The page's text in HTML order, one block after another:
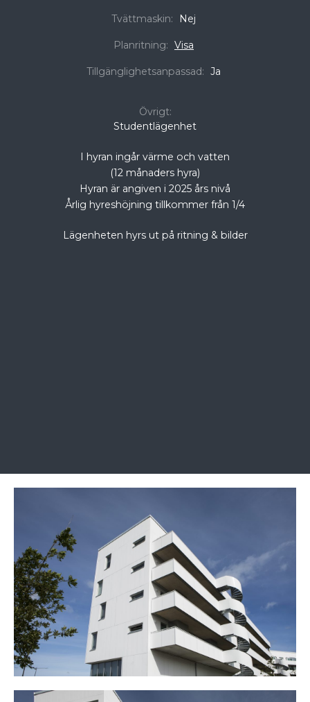
Tvättmaskin: Nej
Planritning: Visa
Tillgänglighetsanpassad: Ja
Övrigt:
Studentlägenhet
I hyran ingår värme och vatten
(12 månaders hyra)
Hyran är angiven i 2025 års nivå
Årlig hyreshöjning tillkommer från 1/4
Lägenheten hyrs ut på ritning & bilder